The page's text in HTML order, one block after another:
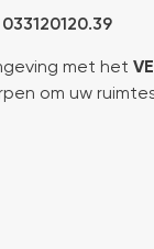
033120120.39
met het
om uw